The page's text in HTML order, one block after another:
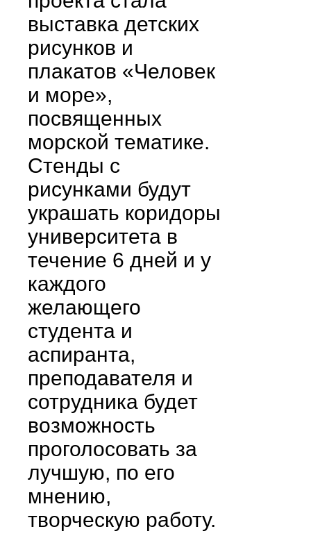
выставка детских
рисунков и
плакатов «Человек
и море»,
посвященных
морской тематике.
Стенды с
рисунками будут
украшать коридоры
университета в
течение 6 дней и у
каждого
желающего
студента и
аспиранта,
преподавателя и
сотрудника будет
возможность
проголосовать за
лучшую, по его
мнению,
творческую работу.